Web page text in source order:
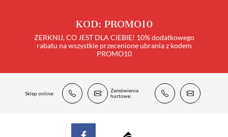
KOD: PROMO10
ZERKNIJ, CO JEST DLA CIEBIE! 10% dodatkowego
rabatu na wszystkie przecenione ubrania z kodem
PROMO10
Sklep online:
Zamówienia
hurtowe: